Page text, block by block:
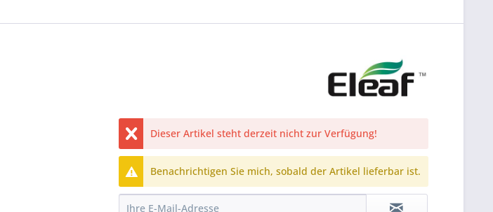
Dieser Artikel steht derzeit nicht zur Verfügung!
Benachrichtigen Sie mich, sobald der Artikel lieferbar ist.